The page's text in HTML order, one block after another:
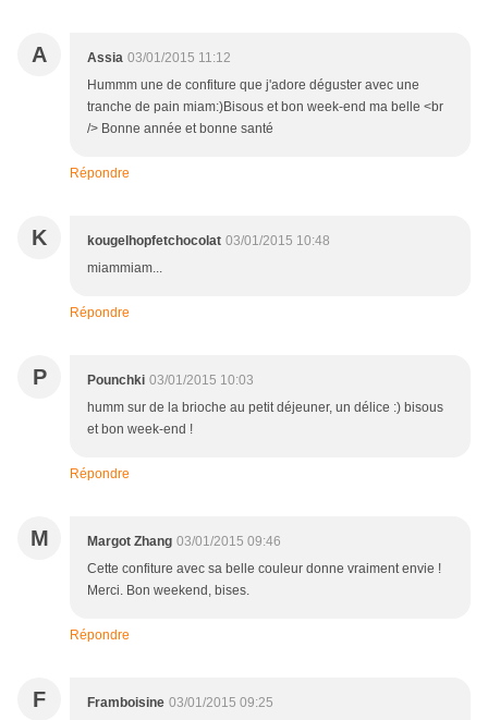
A Assia 03/01/2015 11:12
Hummm une de confiture que j'adore déguster avec une
tranche de pain miam:)Bisous et bon week-end ma belle <br
/> Bonne année et bonne santé
Répondre
K kougelhopfetchocolat 03/01/2015 10:48
miammiam...
Répondre
P Pounchki 03/01/2015 10:03
humm sur de la brioche au petit déjeuner, un délice :) bisous
et bon week-end !
Répondre
M Margot Zhang 03/01/2015 09:46
Cette confiture avec sa belle couleur donne vraiment envie !
Merci. Bon weekend, bises.
Répondre
F Framboisine 03/01/2015 09:25